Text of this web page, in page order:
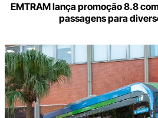
EMTRAM lança promoção 8.8
passagens para